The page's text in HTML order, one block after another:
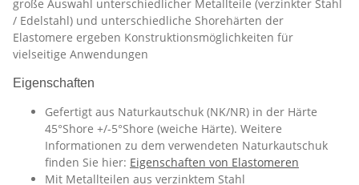
große Auswahl unterschiedlicher Metallteile (verzinkter Stahl
/ Edelstahl) und unterschiedliche Shorehärten der
Elastomere ergeben Konstruktionsmöglichkeiten für
vielseitige Anwendungen
Eigenschaften
Gefertigt aus Naturkautschuk (NK/NR) in der Härte
45°Shore +/-5°Shore (weiche Härte). Weitere
Informationen zu dem verwendeten Naturkautschuk
finden Sie hier: Eigenschaften von Elastomeren
Mit Metallteilen aus verzinktem Stahl